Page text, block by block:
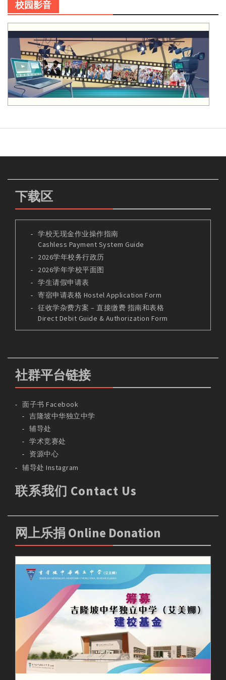
校园影音
下载区
学校无现金作业操作指南
Cashless Payment System Guide
2026学年校务行政历
2026学年学校平面图
学生请假申请表
寄宿申请表格 Hostel Application Form
征收学杂费方案 – 直接缴费 指南和表格
Direct Debit Guide & Authorization Form
社群平台链接
面子书 Facebook
吉隆坡中华独立中学
辅导处
学术竞赛处
资源中心
辅导处 Instagram
联系我们 Contact Us
网上乐捐 Online Donation